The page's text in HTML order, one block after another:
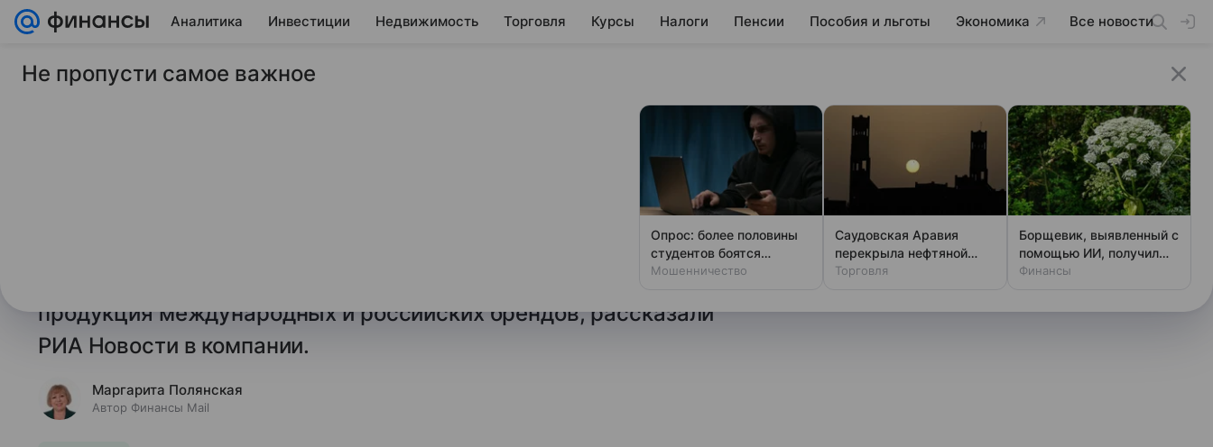
Аналитика Инвестиции Недвижимость Торговля Курсы Налоги Пенсии Пособия и льготы Экономика Все новости
8 апреля 2026 Финансы Mail
Ритейлер электроники и бытовой техники «М. Видео» запустил
в продажу автомобильные шины, на первом этапе клиентам
продукция международных и российских брендов, рассказали
РИА Новости в компании.
Маргарита Полянская
Автор Финансы Mail
Не пропусти самое важное
Опрос: более половины
студентов боятся
киберпреступников
Мошенничество
Саудовская Аравия
перекрыла нефтяной
кран для США: что
Торговля
Борщевик, выявленный с
помощью ИИ, получил
первый штраф
Финансы